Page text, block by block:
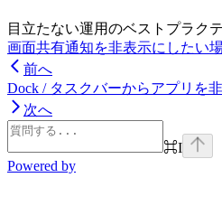
目立たない運用のベストプラク
画面共有通知を非表示にしたい
前へ
Dock / タスクバーからアプリを
次へ
⌘I
Powered by